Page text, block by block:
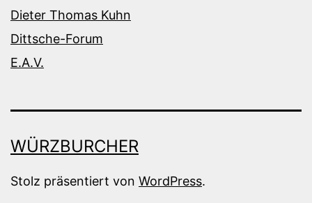
Dieter Thomas Kuhn
Dittsche-Forum
E.A.V.
WÜRZBURCHER
Stolz präsentiert von WordPress.